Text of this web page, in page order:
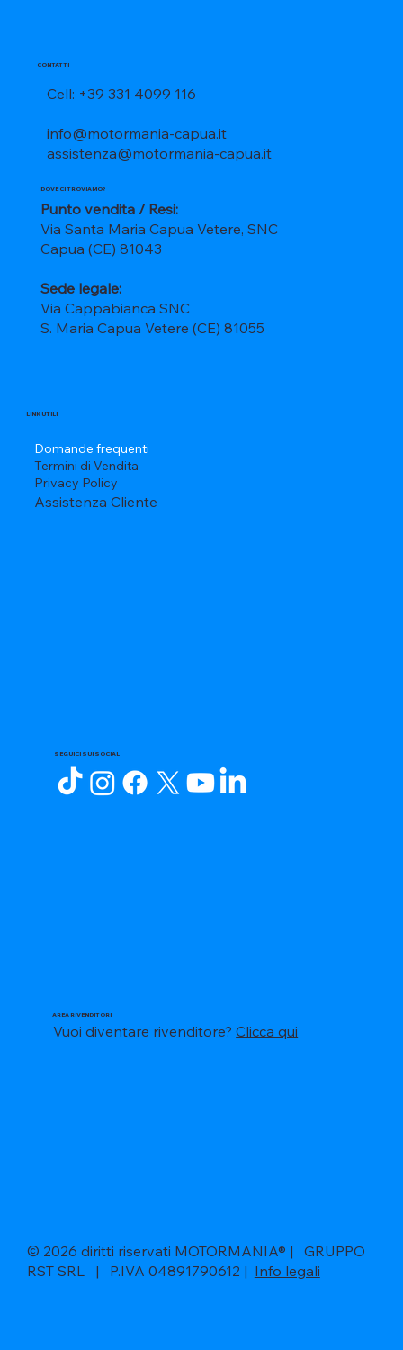
CONTATTI
Cell: +39 331 4099 116
info@motormania-capua.it
assistenza@motormania-capua.it
DOVE CI TROVIAMO?
Punto vendita / Resi:
Via Santa Maria Capua Vetere, SNC
Capua (CE) 81043
Sede legale:
Via Cappabianca SNC
S. Maria Capua Vetere (CE) 81055
LINK UTILI
Domande frequenti
Termini di Vendita
Privacy Policy
Assistenza Cliente
SEGUICI SUI SOCIAL
AREA RIVENDITORI
Vuoi diventare rivenditore?Clicca qui
© 2026 diritti riservati MOTORMANIA® | GRUPPO
RST SRL | P.IVA 04891790612 | Info legali